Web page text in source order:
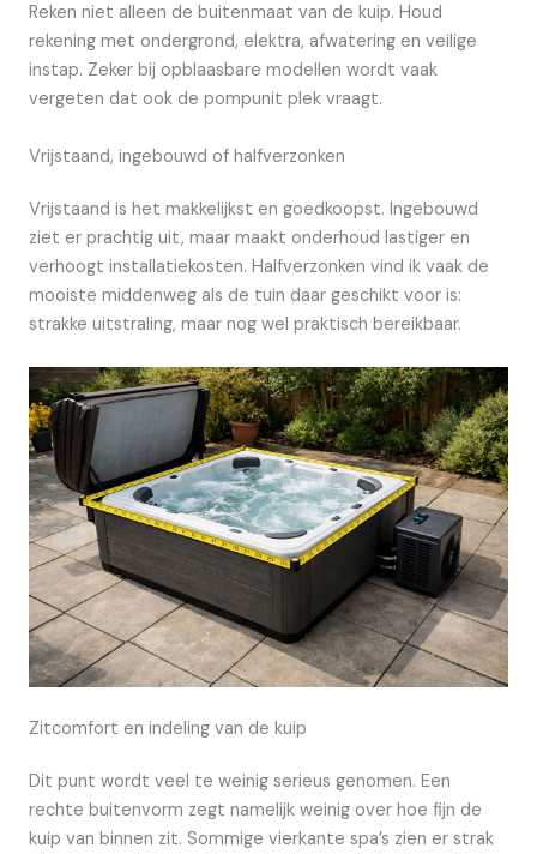
Reken niet alleen de buitenmaat van de kuip. Houd
rekening met ondergrond, elektra, afwatering en veilige
instap. Zeker bij opblaasbare modellen wordt vaak
vergeten dat ook de pompunit plek vraagt.
Vrijstaand, ingebouwd of halfverzonken
Vrijstaand is het makkelijkst en goedkoopst. Ingebouwd
ziet er prachtig uit, maar maakt onderhoud lastiger en
verhoogt installatiekosten. Halfverzonken vind ik vaak de
mooiste middenweg als de tuin daar geschikt voor is:
strakke uitstraling, maar nog wel praktisch bereikbaar.
Zitcomfort en indeling van de kuip
Dit punt wordt veel te weinig serieus genomen. Een
rechte buitenvorm zegt namelijk weinig over hoe fijn de
kuip van binnen zit. Sommige vierkante spa’s zien er strak